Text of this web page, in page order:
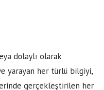
dolaylı olarak
yarayan her türlü bilgiyi,
gerçekleştirilen her